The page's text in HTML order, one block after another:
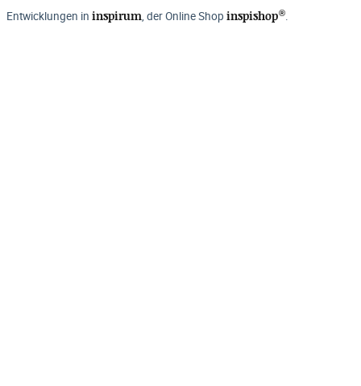
Entwicklungen in inspirum, der Online Shop inspishop®.